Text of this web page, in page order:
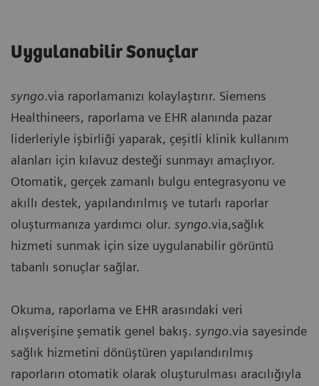
Uygulanabilir Sonuçlar
syngo.via raporlamanızı kolaylaştırır. Siemens
Healthineers, raporlama ve EHR alanında pazar
liderleriyle işbirliği yaparak, çeşitli klinik kullanım
alanları için kılavuz desteği sunmayı amaçlıyor.
Otomatik, gerçek zamanlı bulgu entegrasyonu ve
akıllı destek, yapılandırılmış ve tutarlı raporlar
oluşturmanıza yardımcı olur. syngo.via,sağlık
hizmeti sunmak için size uygulanabilir görüntü
tabanlı sonuçlar sağlar.
Okuma, raporlama ve EHR arasındaki veri
alışverişine şematik genel bakış. syngo.via sayesinde
sağlık hizmetini dönüştüren yapılandırılmış
raporların otomatik olarak oluşturulması aracılığıyla